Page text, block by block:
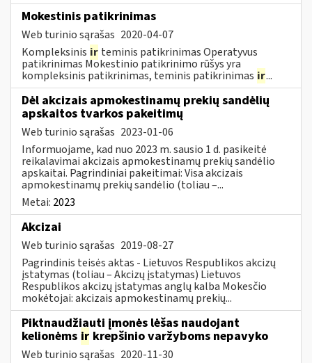
Mokestinis patikrinimas
Web turinio sąrašas 2020-04-07
Kompleksinis ir teminis patikrinimas Operatyvus
patikrinimas Mokestinio patikrinimo rūšys yra
kompleksinis patikrinimas, teminis patikrinimas ir...
Dėl akcizais apmokestinamų prekių sandėlių
apskaitos tvarkos pakeitimų
Web turinio sąrašas 2023-01-06
Informuojame, kad nuo 2023 m. sausio 1 d. pasikeitė
reikalavimai akcizais apmokestinamų prekių sandėlio
apskaitai. Pagrindiniai pakeitimai: Visa akcizais
apmokestinamų prekių sandėlio (toliau –...
Metai: 2023
Akcizai
Web turinio sąrašas 2019-08-27
Pagrindinis teisės aktas - Lietuvos Respublikos akcizų
įstatymas (toliau – Akcizų įstatymas) Lietuvos
Respublikos akcizų įstatymas anglų kalba Mokesčio
mokėtojai: akcizais apmokestinamų prekių...
Piktnaudžiauti įmonės lėšas naudojant
kelionėms ir krepšinio varžyboms nepavyko
Web turinio sąrašas 2020-11-30